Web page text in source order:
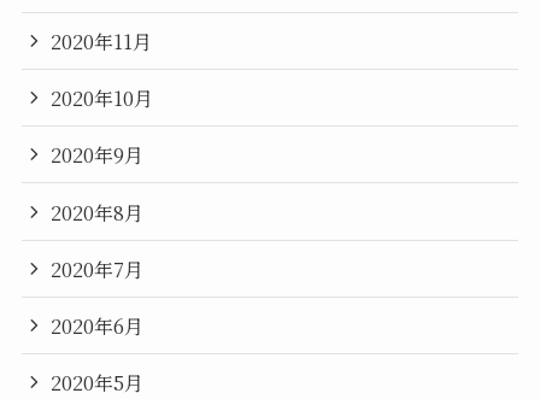
2020年11月
2020年10月
2020年9月
2020年8月
2020年7月
2020年6月
2020年5月